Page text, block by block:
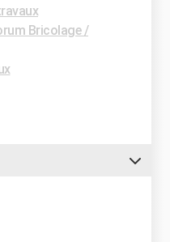
Bricolage /